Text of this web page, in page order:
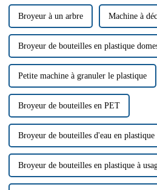
Broyeur à un arbre Machine à
Broyeur de bouteilles en plastique
Petite machine à granuler le plastique
Broyeur de bouteilles en PET
Broyeur de bouteilles d'eau en plastique
Broyeur de bouteilles en plastique à